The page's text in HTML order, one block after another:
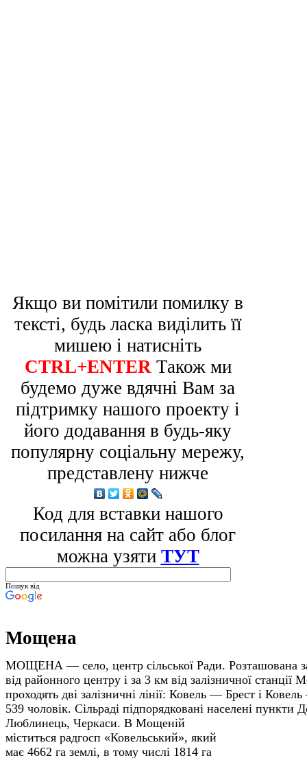
Якщо ви помітили помилку в
тексті, будь ласка виділить її
мишею і натисніть
CTRL+ENTER Також ми
будемо дуже вдячні Вам за
підтримку нашого проекту і
його додавання в будь-яку
популярну соціальну мережу,
представлену нижче
Код для вставки нашого
посилання на сайт або блог
можна узяти ТУТ
Пошук від
Мощена
МОЩЕНА — село, центр сільської Ради. Розташована
від районного центру і за 3 км від залізничної
проходять дві заліз­ничні лінії: Ковель — Брест і
539 чоловік. Сільраді підпорядко­вані населені пункти
Люблинець, Черкаси. В Мощеній
міститься радгосп «Ковельський», який
має 4662 га землі, в тому числі 1814 га